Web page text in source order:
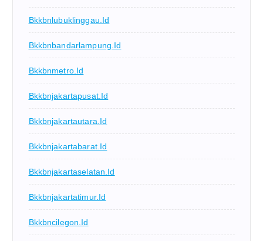
Bkkbnlubuklinggau.id
Bkkbnbandarlampung.id
Bkkbnmetro.id
Bkkbnjakartapusat.id
Bkkbnjakartautara.id
Bkkbnjakartabarat.id
Bkkbnjakartaselatan.id
Bkkbnjakartatimur.id
Bkkbncilegon.id